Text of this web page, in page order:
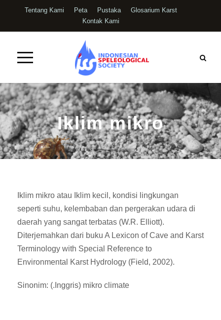
Tentang Kami Peta Pustaka
Glosarium Karst
Kontak Kami
Iklim mikro
Iklim mikro atau Iklim kecil, kondisi lingkungan
seperti suhu, kelembaban dan pergerakan udara di
daerah yang sangat terbatas (W.R. Elliott).
Diterjemahkan dari buku A Lexicon of Cave and Karst
Terminology with Special Reference to
Environmental Karst Hydrology (Field, 2002).
Sinonim: (.Inggris) mikro climate